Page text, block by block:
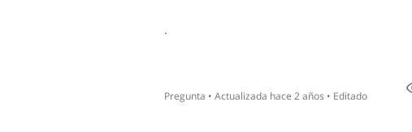
.
Pregunta • Actualizada hace 2 años • Editado